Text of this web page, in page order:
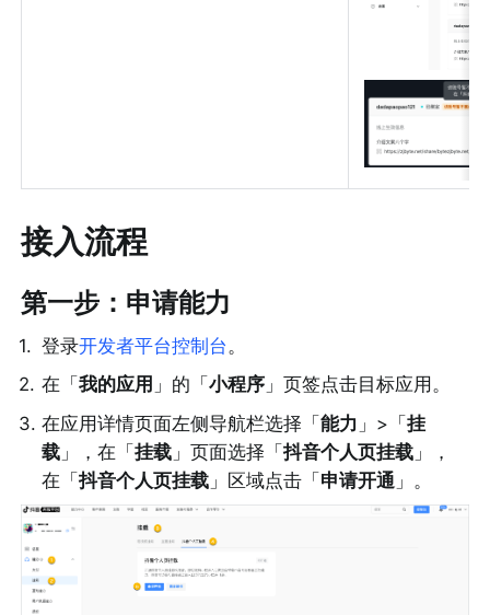
接入流程
第一步：申请能力
1. 登录开发者平台控制台 。
2. 在「我的应用 」的「小程序 」页签点击目标应用。
3. 在应用详情页面左侧导航栏选择「能力 」>「挂
载 」，在「挂载 」页面选择「抖音个人页挂载 」，
在「抖音个人页挂载 」区域点击「申请开通 」。